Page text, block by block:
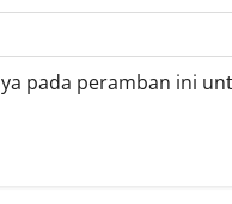
pada peramban ini